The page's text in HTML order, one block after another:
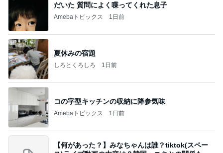
だいた 質問によく喋ってくれた息子
Amebaトピックス 1日前
夏休みの宿題
しろとくろしろ 1日前
コの字型キッチンの収納に降参気味
Amebaトピックス 1日前
【何があった？】みなちゃんは誰？tiktok(スペー